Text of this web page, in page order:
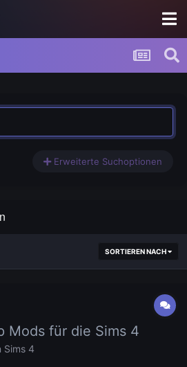
Erweiterte Suchoptionen
SORTIEREN NACH
Mods für die Sims 4
Sims 4